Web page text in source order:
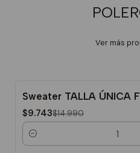
Ver más
-35%
Sweater TALLA ÚNICA
$9.743$14.990
Cantidad